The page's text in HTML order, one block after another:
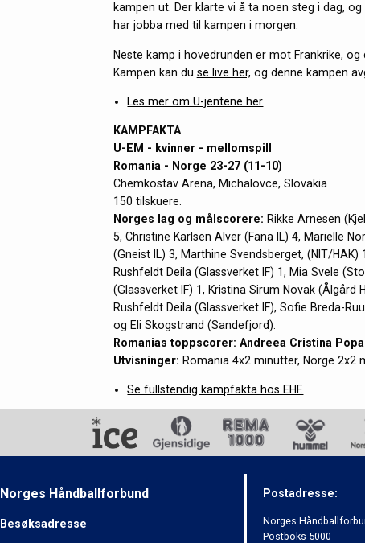
kampen ut. Der klarte vi å ta noen steg i dag,
har jobba med til kampen i morgen.
Neste kamp i hovedrunden er mot Frankrike, og
Kampen kan du se live her, og denne kampen
Les mer om U-jentene her
KAMPFAKTA
U-EM - kvinner - mellomspill
Romania - Norge 23-27 (11-10)
Chemkostav Arena, Michalovce, Slovakia
150 tilskuere.
Norges lag og målscorere: Rikke Arnesen
5, Christine Karlsen Alver (Fana IL) 4, Marielle
(Gneist IL) 3, Marthine Svendsberget, (NIT/HAK)
Rushfeldt Deila (Glassverket IF) 1, Mia Svele
(Glassverket IF) 1, Kristina Sirum Novak (Ålgård
Rushfeldt Deila (Glassverket IF), Sofie Breda-
og Eli Skogstrand (Sandefjord).
Romanias toppscorer: Andreea Cristina Popa
Utvisninger: Romania 4x2 minutter, Norge 2x2
Se fullstendig kampfakta hos EHF.
Norges Håndballforbund
Besøksadresse
Postadresse:
Norges
Postboks 5000